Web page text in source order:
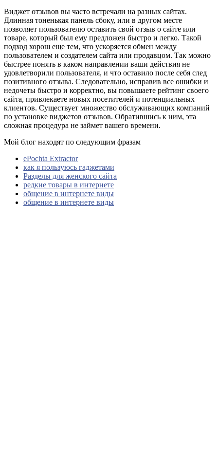
Виджет отзывов вы часто встречали на разных сайтах.
Длинная тоненькая панель сбоку, или в другом месте
позволяет пользователю оставить свой отзыв о сайте или
товаре, который был ему предложен быстро и легко. Такой
подход хорош еще тем, что ускоряется обмен между
пользователем и создателем сайта или продавцом. Так можно
быстрее понять в каком направлении ваши действия не
удовлетворили пользователя, и что оставило после себя след
позитивного отзыва. Следовательно, исправив все ошибки и
недочеты быстро и корректно, вы повышаете рейтинг своего
сайта, привлекаете новых посетителей и потенциальных
клиентов. Существует множество обслуживающих компаний
по установке виджетов отзывов. Обратившись к ним, эта
сложная процедура не займет вашего времени.
Мой блог находят по следующим фразам
ePochta Extractor
как я пользуюсь гаджетами
Разделы для женского сайта
редкие товары в интернете
общение в интернете виды
общение в интернете виды